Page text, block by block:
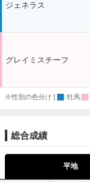
ジェネラス
グレイミスチーフ
※性別の色分け [ :牡馬
総合成績
平地